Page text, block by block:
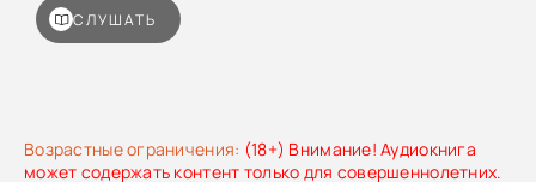
Возрастные ограничения: (18+) Внимание! Аудиокнига
может содержать контент только для совершеннолетних.
СЛУШАТЬ